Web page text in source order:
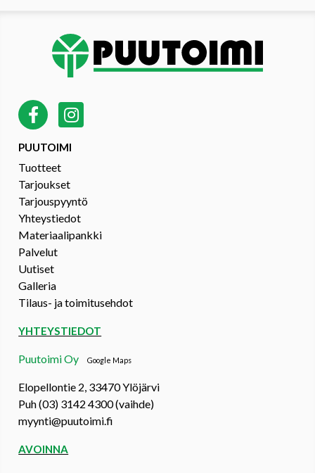
PUUTOIMI
Tuotteet
Tarjoukset
Tarjouspyyntö
Yhteystiedot
Materiaalipankki
Palvelut
Uutiset
Galleria
Tilaus- ja toimitusehdot
YHTEYSTIEDOT
Puutoimi OyGoogle Maps
Elopellontie 2, 33470 Ylöjärvi
Puh (03) 3142 4300 (vaihde)
myynti@puutoimi.fi
AVOINNA